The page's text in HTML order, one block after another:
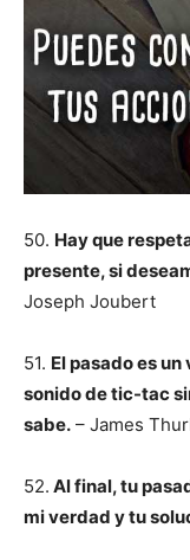
50. Hay que
presente, si
Joseph Joubert
51. El pasado es
sonido de tic-tac
sabe. – James
52. Al final, tu
mi verdad y tu